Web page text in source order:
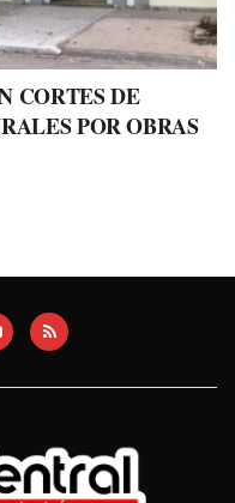
CORTES DE
POR OBRAS